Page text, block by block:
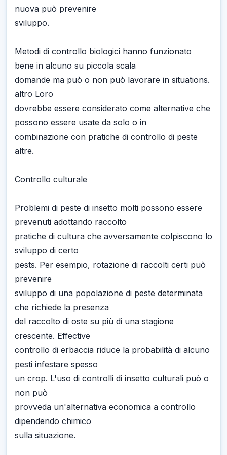
nuova può prevenire
sviluppo.
Metodi di controllo biologici hanno funzionato
bene in alcuno su piccola scala
domande ma può o non può lavorare in situations.
altro Loro
dovrebbe essere considerato come alternative che
possono essere usate da solo o in
combinazione con pratiche di controllo di peste
altre.
Controllo culturale
Problemi di peste di insetto molti possono essere
prevenuti adottando raccolto
pratiche di cultura che avversamente colpiscono lo
sviluppo di certo
pests. Per esempio, rotazione di raccolti certi può
prevenire
sviluppo di una popolazione di peste determinata
che richiede la presenza
del raccolto di oste su più di una stagione
crescente. Effective
controllo di erbaccia riduce la probabilità di alcuno
pesti infestare spesso
un crop. L'uso di controlli di insetto culturali può o
non può
provveda un'alternativa economica a controllo
dipendendo chimico
sulla situazione.